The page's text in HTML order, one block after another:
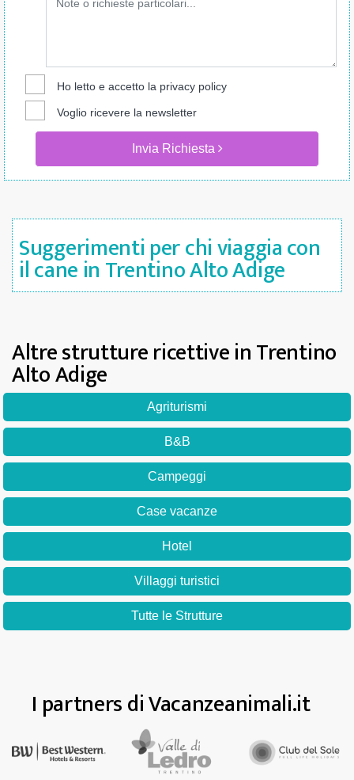
Ho letto e accetto la privacy policy
Voglio ricevere la newsletter
Invia Richiesta
Suggerimenti per chi viaggia con
il cane in Trentino Alto Adige
Altre strutture ricettive in Trentino
Alto Adige
Agriturismi
B&B
Campeggi
Case vacanze
Hotel
Villaggi turistici
Tutte le Strutture
I partners di Vacanzeanimali.it